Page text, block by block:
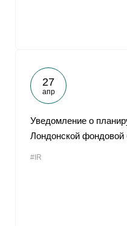
27
апр
Уведомление о
Лондонской фондовой
#IR